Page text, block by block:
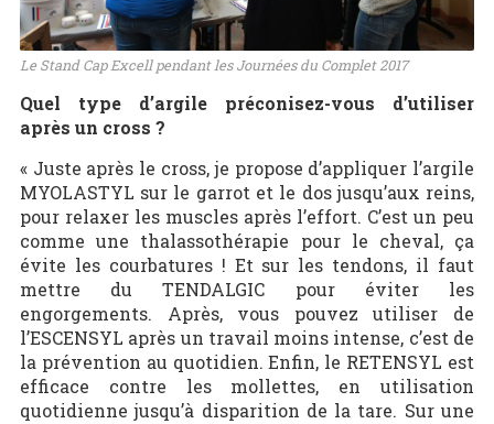
Le Stand Cap Excell pendant les Journées du Complet 2017
Quel type d’argile préconisez-vous d’utiliser
après un cross ?
« Juste après le cross, je propose d’appliquer l’argile
MYOLASTYL sur le garrot et le dos jusqu’aux reins,
pour relaxer les muscles après l’effort. C’est un peu
comme une thalassothérapie pour le cheval, ça
évite les courbatures ! Et sur les tendons, il faut
mettre du TENDALGIC pour éviter les
engorgements. Après, vous pouvez utiliser de
l’ESCENSYL après un travail moins intense, c’est de
la prévention au quotidien. Enfin, le RETENSYL est
efficace contre les mollettes, en utilisation
quotidienne jusqu’à disparition de la tare. Sur une